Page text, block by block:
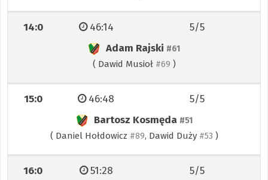
14:0
Adam Rajski #61
( Dawid Musioł #69 )
5/5
46:14
15:0
Bartosz Kosmęda #51
( Daniel Hołdowicz #89, Dawid Duży #53 )
5/5
46:48
16:0
5/5
51:28